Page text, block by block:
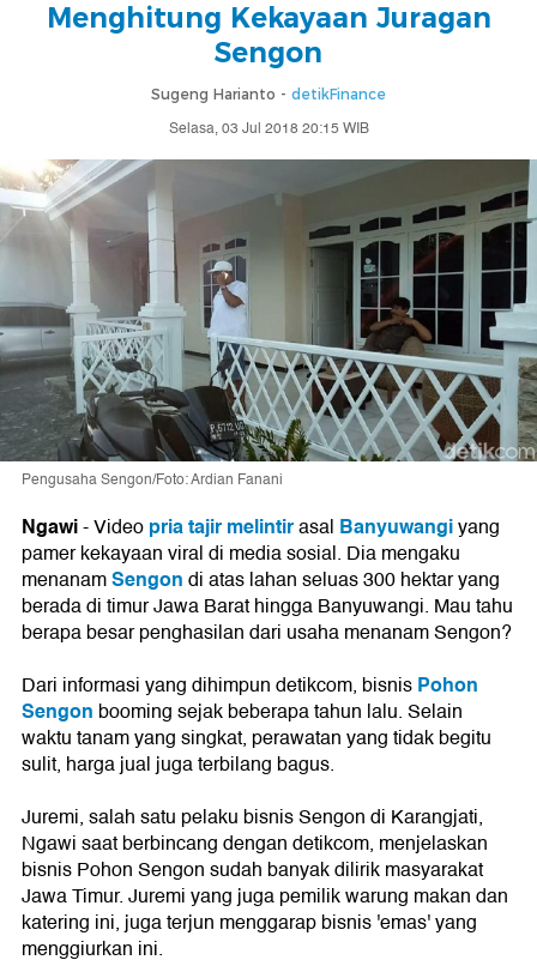
Menghitung Kekayaan Juragan
Sengon
Sugeng Harianto - detikFinance
Selasa, 03 Jul 2018 20:15 WIB
Pengusaha Sengon/Foto: Ardian Fanani
Ngawi-Videopria tajir melintirasal Banyuwangiyang
pamer kekayaan viral di media sosial. Dia mengaku
menanamSengondi atas lahan seluas 300 hektar yang
berada di timur Jawa Barat hingga Banyuwangi. Mau tahu
berapa besar penghasilan dari usaha menanam Sengon?
Dari informasi yang dihimpun detikcom, bisnisPohon
Sengon booming sejak beberapa tahun lalu. Selain
waktu tanam yang singkat, perawatan yang tidak begitu
sulit, harga jual juga terbilang bagus.
Juremi, salah satu pelaku bisnis Sengon di Karangjati,
Ngawi saat berbincang dengan detikcom, menjelaskan
bisnis Pohon Sengon sudah banyak dilirik masyarakat
Jawa Timur. Juremi yang juga pemilik warung makan dan
katering ini, juga terjun menggarap bisnis 'emas' yang
menggiurkan ini.